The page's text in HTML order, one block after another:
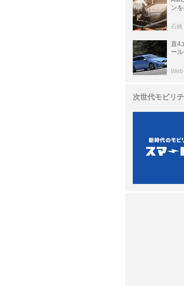
ン
石橋
直4
ー
と昔
次世代モビリ